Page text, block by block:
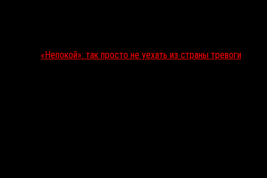
«Непокой»: так просто не уехать из страны тревоги